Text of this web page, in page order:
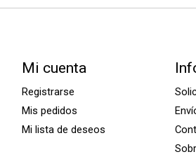
Mi cuenta
Registrarse
Mis pedidos
Mi lista de deseos